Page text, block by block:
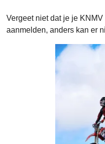
Vergeet niet dat je je
aanmelden, anders kan er